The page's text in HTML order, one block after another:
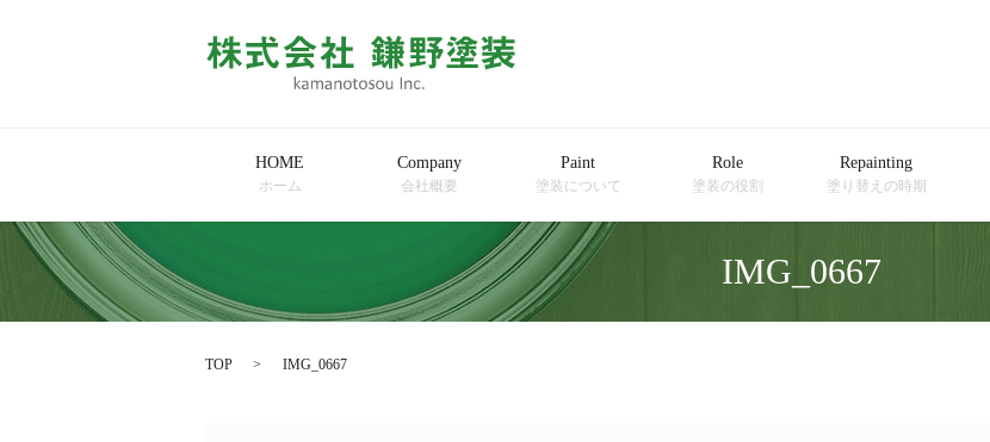
HOME
ホーム
Company
会社概要
Paint
塗装について
Role
塗装の役割
Repainting
塗り替えの時期
IMG_0667
TOP IMG_0667